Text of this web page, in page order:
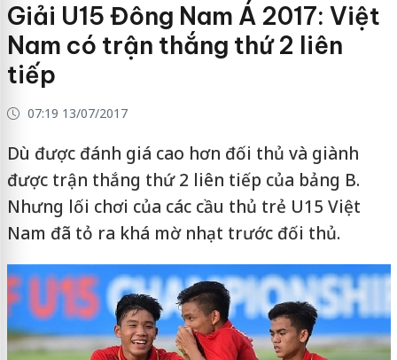
Giải U15 Đông Nam Á 2017: Việt
Nam có trận thắng thứ 2 liên
tiếp
07:19 13/07/2017
Dù được đánh giá cao hơn đối thủ và giành
được trận thắng thứ 2 liên tiếp của bảng B.
Nhưng lối chơi của các cầu thủ trẻ U15 Việt
Nam đã tỏ ra khá mờ nhạt trước đối thủ.